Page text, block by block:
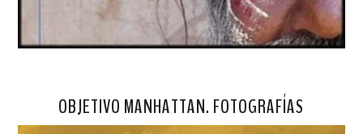
OBJETIVO MANHATTAN. FOTOGRAFÍAS